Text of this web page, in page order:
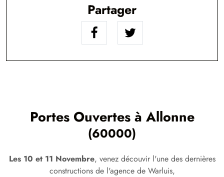
Partager
Portes Ouvertes à Allonne
(60000)
Les 10 et 11 Novembre, venez découvir l'une des dernières
constructions de l'agence de Warluis,